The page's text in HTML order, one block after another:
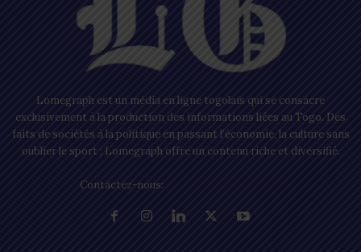
Lomegraph est un média en ligne togolais qui se consacre
exclusivement à la production des informations liées au Togo. Des
faits de sociétés à la politique en passant l’économie, la culture sans
oublier le sport ; Lomegraph offre un contenu riche et diversifié.
Contactez-nous: